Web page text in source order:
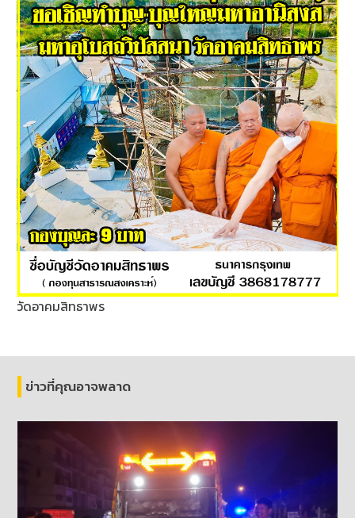
วัดอาคมสิทธาพร
ข่าวที่คุณอาจพลาด